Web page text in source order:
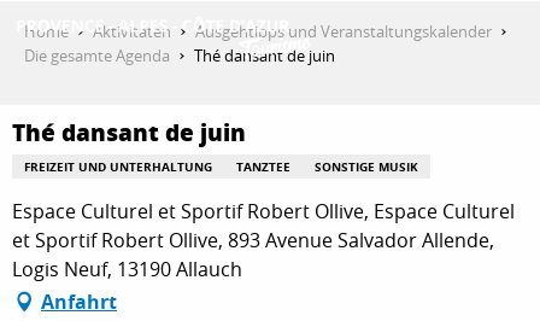
contenu
AKTIVITÄTEN
AUFENTHALT
Home Aktivitäten
Ausgehtipps und Veranstaltungskalender
Die gesamte Agenda
Thé dansant de juin
Thé dansant de juin
FREIZEIT UND UNTERHALTUNG TANZTEE SONSTIGE MUSIK
Espace Culturel et Sportif Robert Ollive, Espace Culturel
et Sportif Robert Ollive, 893 Avenue Salvador Allende,
Logis Neuf, 13190 Allauch
Anfahrt